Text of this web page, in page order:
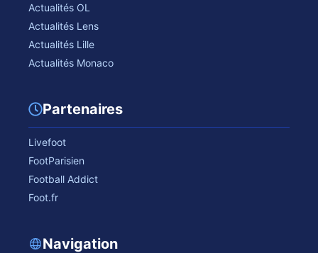
Actualités OL
Actualités Lens
Actualités Lille
Actualités Monaco
Partenaires
Livefoot
FootParisien
Football Addict
Foot.fr
Navigation